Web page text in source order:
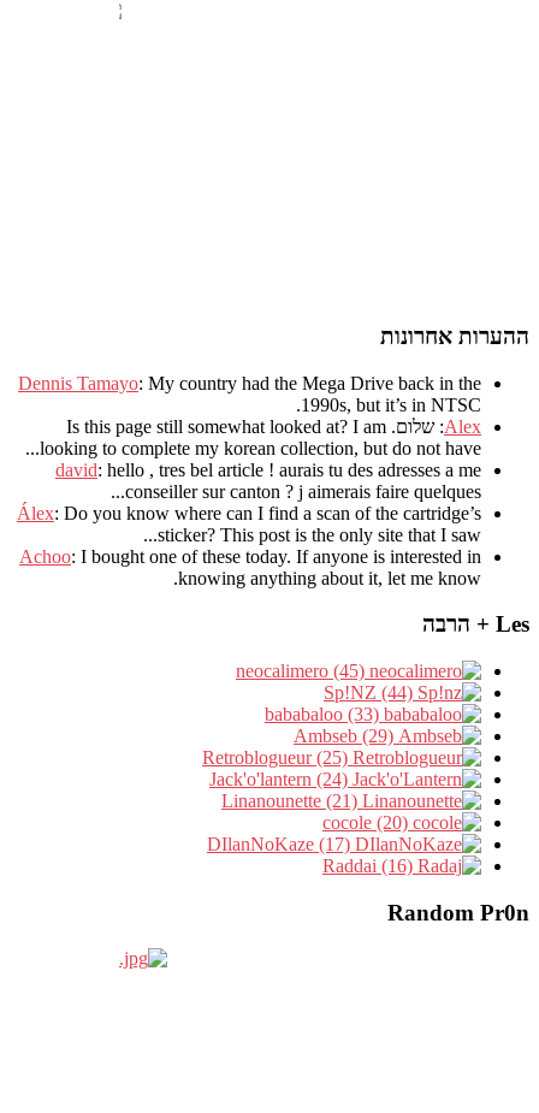
ההערות אחרונות
Dennis Tamayo: My country had the Mega Drive back in the
1990s, but it’s in NTSC
.
Alex: שלום. Is this page still somewhat looked at? I am
looking to complete my korean collection, but do not have..
.
david: hello , tres bel article ! aurais tu des adresses a me
conseiller sur canton ? j aimerais faire quelques..
.
Álex: Do you know where can I find a scan of the cartridge’s
sticker? This post is the only site that I saw...
Achoo: I bought one of these today. If anyone is interested in
knowing anything about it, let me know.
Les + הרבה
Random Pr0n